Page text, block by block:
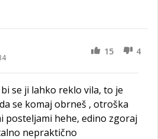
15 4
se ji lahko reklo vila, to je
se komaj obrneš , otroška
posteljami hehe, edino zgoraj
nepraktično